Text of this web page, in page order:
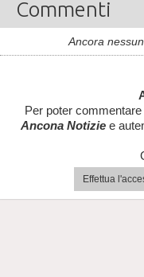
Commenti
Ancora
Per poter
Ancona Notizie e
Effettua